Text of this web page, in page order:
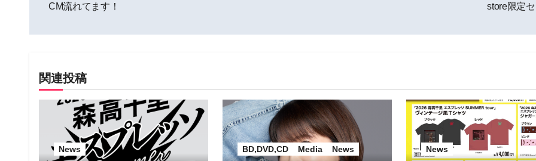
ゲ
ー
CM流れてます！
store限定セ
関連投稿
News BD,DVD,CD Media News News